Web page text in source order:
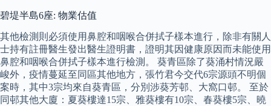
碧堤半島6座: 物業估值
其他檢測則必須使用鼻腔和咽喉合併拭子樣本進行，除非有關人
士持有註冊醫生發出醫生證明書，證明其因健康原因而未能使用
鼻腔和咽喉合併拭子樣本進行檢測。 葵青區除了葵涌村情況嚴
峻外，疫情蔓延至同區其他地方，張竹君今交代6宗源頭不明個
案時，其中3宗均來自葵青區，分別涉葵芳邨、大窩口邨。 至於
同邨其他大廈：夏葵樓達15宗、雅葵樓有10宗、春葵樓5宗、曉